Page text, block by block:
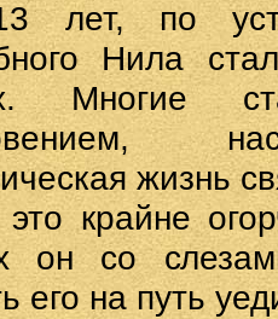
лет, по
Нила
Многие
жизнь
крайне
он со
его на путь